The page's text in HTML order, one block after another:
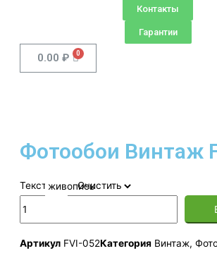
Контакты
Гарантии
0.00 ₽
Фотообои Винтаж
Текстура Очистить
Артикул FVI-052Категория Винтаж,